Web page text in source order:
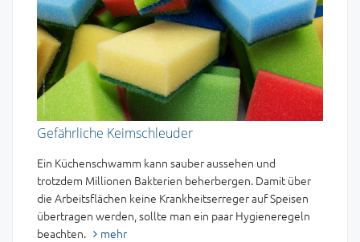
Gefährliche Keimschleuder
Ein Küchenschwamm kann sauber aussehen und
trotzdem Millionen Bakterien beherbergen. Damit über
die Arbeitsflächen keine Krankheitserreger auf Speisen
übertragen werden, sollte man ein paar Hygieneregeln
beachten.
mehr